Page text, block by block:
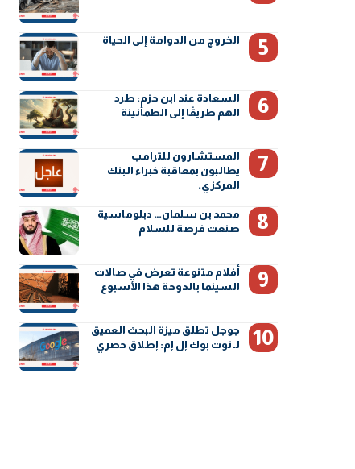
الخروج من الدوامة إلى الحياة
السعادة عند ابن حزم: طرد
الهم طريقًا إلى الطمأنينة
المستشارون للترامب
يطالبون بمعاقبة خبراء البنك
المركزي.
محمد بن سلمان… دبلوماسية
صنعت فرصة للسلام
أفلام متنوعة تعرض في صالات
السينما بالدوحة هذا الأسبوع
جوجل تطلق ميزة البحث العميق
لـ نوت بوك إل إم: إطلاق حصري